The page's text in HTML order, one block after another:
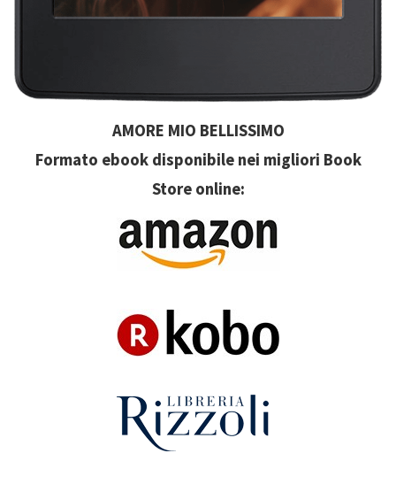
AMORE MIO BELLISSIMO
Formato ebook disponibile nei migliori Book
Store online: